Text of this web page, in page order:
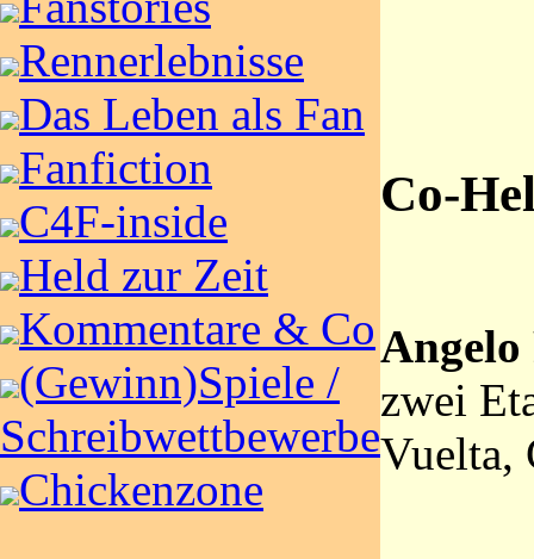
Rennerlebnisse
Das Leben als Fan
Fanfiction
C4F-inside
Held zur Zeit
Kommentare & Co
(Gewinn)Spiele /
Schreibwettbewerbe
Chickenzone
Co-
zwei
Vuelta,